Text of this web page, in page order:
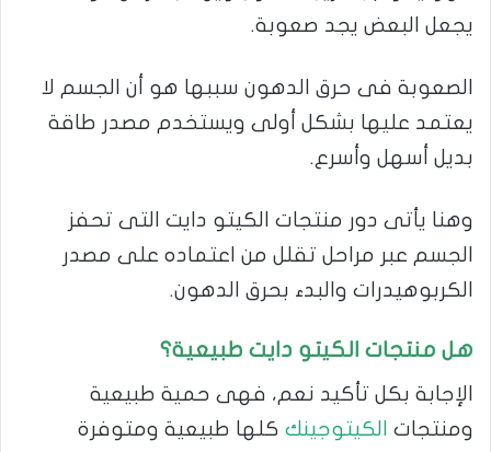
يجعل البعض يجد صعوبة.
الصعوبة فى حرق الدهون سببها هو أن الجسم لا
يعتمد عليها بشكل أولى ويستخدم مصدر طاقة
بديل أسهل وأسرع.
وهنا يأتى دور منتجات الكيتو دايت التى تحفز
الجسم عبر مراحل تقلل من اعتماده على مصدر
الكربوهيدرات والبدء بحرق الدهون.
هل منتجات الكيتو دايت طبيعية؟
الإجابة بكل تأكيد نعم، فهى حمية طبيعية
ومنتجات الكيتوجينك كلها طبيعية ومتوفرة